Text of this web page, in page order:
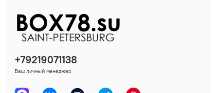
+79219071138
Ваш личный менеджер